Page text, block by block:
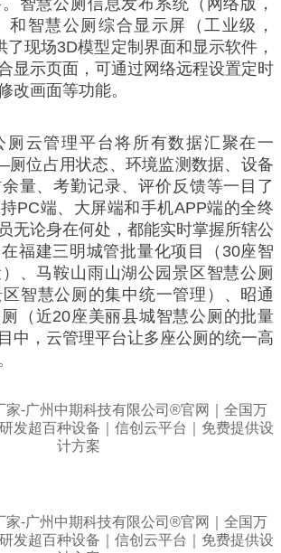
和智慧公厕综合显示屏（工业级，
了现场3D模型定制界面和显示软件，
显示页面，可通过网络远程设置定时
改画面等功能。
厕云管理平台将所有数据汇聚在一
位占用状态、环境监测数据、设备
量、考勤记录、评价反馈等一目了
PC端、大屏端和手机APP端的全终
无论身在何处，都能实时掌握所辖公
福建三明城管批量化项目（30座智
、马鞍山雨山湖公园景区智慧公厕
区智慧公厕的集中统一管理）、昭通
（近20座美丽县城智慧公厕的批量
中，云管理平台让多座公厕的统一高